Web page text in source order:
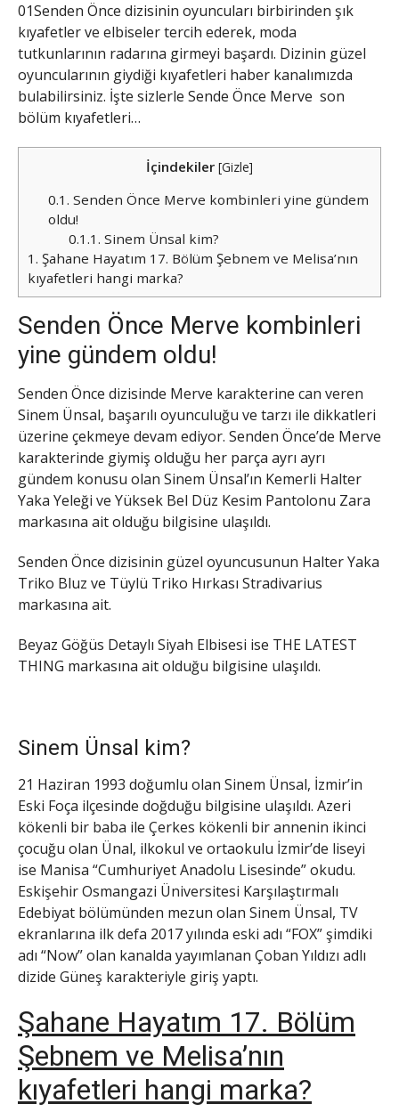
01Senden Önce dizisinin oyuncuları birbirinden şık
kıyafetler ve elbiseler tercih ederek, moda
tutkunlarının radarına girmeyi başardı. Dizinin güzel
oyuncularının giydiği kıyafetleri haber kanalımızda
bulabilirsiniz. İşte sizlerle Sende Önce Merve son
bölüm kıyafetleri…
İçindekiler [Gizle]
0.1. Senden Önce Merve kombinleri yine gündem
oldu!
0.1.1. Sinem Ünsal kim?
1. Şahane Hayatım 17. Bölüm Şebnem ve Melisa’nın
kıyafetleri hangi marka?
Senden Önce Merve kombinleri
yine gündem oldu!
Senden Önce dizisinde Merve karakterine can veren
Sinem Ünsal, başarılı oyunculuğu ve tarzı ile dikkatleri
üzerine çekmeye devam ediyor. Senden Önce’de Merve
karakterinde giymiş olduğu her parça ayrı ayrı
gündem konusu olan Sinem Ünsal’ın Kemerli Halter
Yaka Yeleği ve Yüksek Bel Düz Kesim Pantolonu Zara
markasına ait olduğu bilgisine ulaşıldı.
Senden Önce dizisinin güzel oyuncusunun Halter Yaka
Triko Bluz ve Tüylü Triko Hırkası Stradivarius
markasına ait.
Beyaz Göğüs Detaylı Siyah Elbisesi ise THE LATEST
THING markasına ait olduğu bilgisine ulaşıldı.
Sinem Ünsal kim?
21 Haziran 1993 doğumlu olan Sinem Ünsal, İzmir’in
Eski Foça ilçesinde doğduğu bilgisine ulaşıldı. Azeri
kökenli bir baba ile Çerkes kökenli bir annenin ikinci
çocuğu olan Ünal, ilkokul ve ortaokulu İzmir’de liseyi
ise Manisa “Cumhuriyet Anadolu Lisesinde” okudu.
Eskişehir Osmangazi Üniversitesi Karşılaştırmalı
Edebiyat bölümünden mezun olan Sinem Ünsal, TV
ekranlarına ilk defa 2017 yılında eski adı “FOX” şimdiki
adı “Now” olan kanalda yayımlanan Çoban Yıldızı adlı
dizide Güneş karakteriyle giriş yaptı.
Şahane Hayatım 17. Bölüm
Şebnem ve Melisa’nın
kıyafetleri hangi marka?